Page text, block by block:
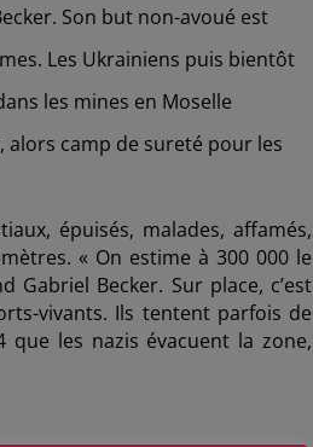
Son but non-avoué est
Les Ukrainiens puis bientôt
les mines en Moselle
alors camp de sureté pour les
épuisés, malades, affamés,
« On estime à 300 000 le
Becker. Sur place, c’est
vivants. Ils tentent parfois de
que les nazis évacuent la zone,